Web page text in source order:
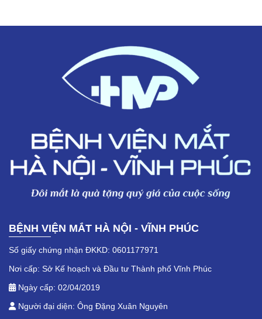
BỆNH VIỆN MẮT HÀ NỘI - VĨNH PHÚC
Số giấy chứng nhận ĐKKD: 0601177971
Nơi cấp: Sở Kế hoạch và Đầu tư Thành phố Vĩnh Phúc
Ngày cấp: 02/04/2019
Người đại diện: Ông Đặng Xuân Nguyên